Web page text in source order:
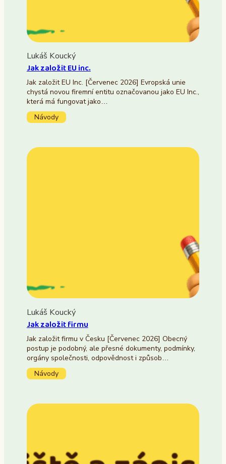
Lukáš Koucký
Jak založit EU inc.
Jak založit EU Inc. [Červenec 2026] Evropská unie
chystá novou firemní entitu označovanou jako EU Inc.,
která má fungovat jako…
Návody
Lukáš Koucký
Jak založit firmu
Jak založit firmu v Česku [Červenec 2026] Obecný
postup je podobný, ale přesné dokumenty, podmínky,
orgány společnosti, odpovědnost i způsob…
Návody